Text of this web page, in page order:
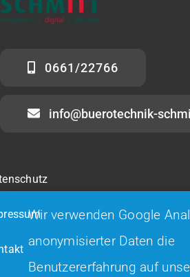
0661/22766
info@buerotechnik-
Wir verwenden Google
anonymisierter Daten die
Benutzererfahrung auf